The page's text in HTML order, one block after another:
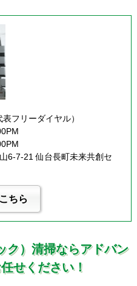
フリーダイヤル）
5:00PM
6-7-21 仙台長町未来共創セ
ちら
ク）清掃ならアドバン
せください！